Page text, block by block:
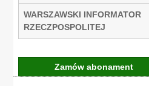
WARSZAWSKI INFORMATOR
RZECZPOSPOLITEJ
Zamów abonament